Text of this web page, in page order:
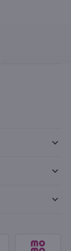
keyboard_arrow_down
keyboard_arrow_down
keyboard_arrow_down